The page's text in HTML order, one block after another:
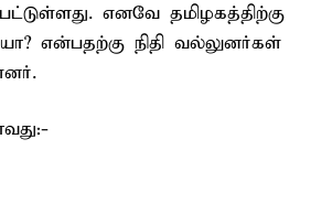
எனவே தமிழகத்திற்கு
என்பதற்கு நிதி வல்லுனர்கள்